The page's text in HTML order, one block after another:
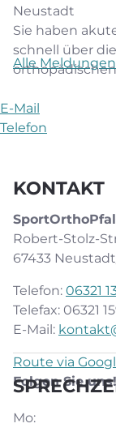
Neustadt
Sie haben
schnell über
Alle
E-Mail
Telefon
KONTAKT
Robert-Stolz-
67433
Telefon: 06321
Telefax: 06321
E-Mail:
Route via
Folgen Sie uns!
Mo: